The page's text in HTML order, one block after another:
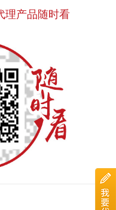
理产品随时看